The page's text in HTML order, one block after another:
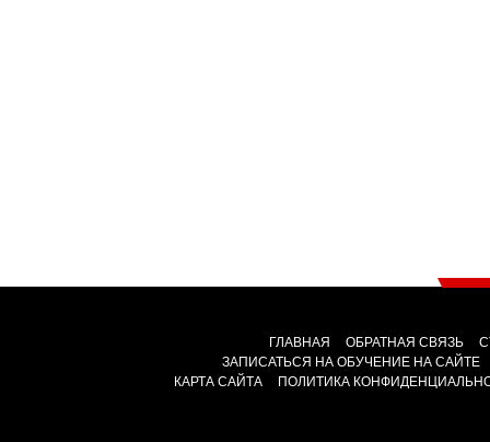
ГЛАВНАЯ ОБРАТНАЯ СВЯЗЬ
ЗАПИСАТЬСЯ НА ОБУЧЕНИЕ НА САЙТЕ
КАРТА САЙТА
ПОЛИТИКА